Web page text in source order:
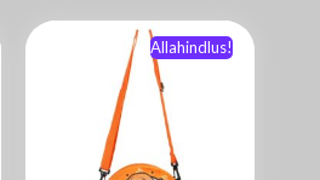
Allahindlus!